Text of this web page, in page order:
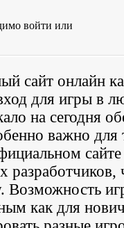
войти или
сайт онлайн
для игры в
на сегодня
важно
Возможность
как для